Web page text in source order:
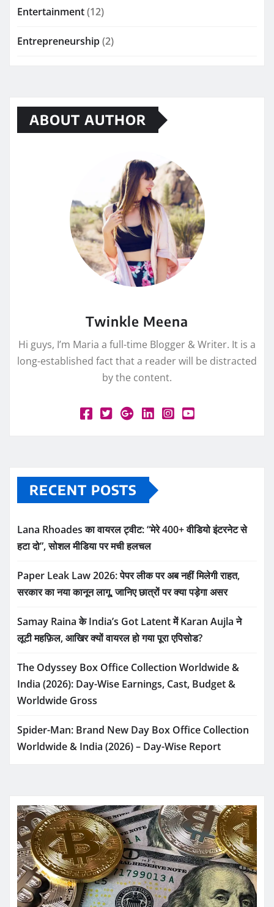
Entertainment(12)
Entrepreneurship(2)
ABOUT AUTHOR
Twinkle Meena
Hi guys, I’m Maria a full-time Blogger & Writer. It is a
long-established fact that a reader will be distracted
by the content.
RECENT POSTS
Lana Rhoades का वायरल ट्वीट: “मेरे 400+ वीडियो इंटरनेट से
हटा दो”, सोशल मीडिया पर मची हलचल
Paper Leak Law 2026: पेपर लीक पर अब नहीं मिलेगी राहत,
सरकार का नया कानून लागू, जानिए छात्रों पर क्या पड़ेगा असर
Samay Raina के India’s Got Latent में Karan Aujla ने
लूटी महफ़िल, आखिर क्यों वायरल हो गया पूरा एपिसोड?
The Odyssey Box Office Collection Worldwide &
India (2026): Day-Wise Earnings, Cast, Budget &
Worldwide Gross
Spider-Man: Brand New Day Box Office Collection
Worldwide & India (2026) – Day-Wise Report